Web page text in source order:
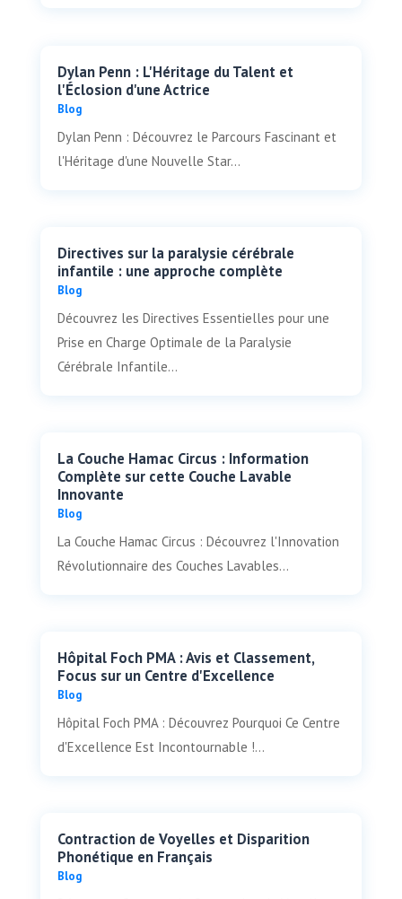
Dylan Penn : L'Héritage du Talent et
l'Éclosion d'une Actrice
Blog
Dylan Penn : Découvrez le Parcours Fascinant et
l'Héritage d'une Nouvelle Star...
Directives sur la paralysie cérébrale
infantile : une approche complète
Blog
Découvrez les Directives Essentielles pour une
Prise en Charge Optimale de la Paralysie
Cérébrale Infantile...
La Couche Hamac Circus : Information
Complète sur cette Couche Lavable
Innovante
Blog
La Couche Hamac Circus : Découvrez l'Innovation
Révolutionnaire des Couches Lavables...
Hôpital Foch PMA : Avis et Classement,
Focus sur un Centre d'Excellence
Blog
Hôpital Foch PMA : Découvrez Pourquoi Ce Centre
d'Excellence Est Incontournable !...
Contraction de Voyelles et Disparition
Phonétique en Français
Blog